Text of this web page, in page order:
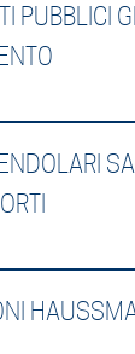
PUBBLICI